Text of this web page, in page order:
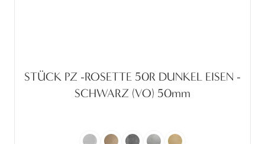
STÜCK PZ -ROSETTE 50R DUNKEL EISEN -
SCHWARZ (VO) 50mm